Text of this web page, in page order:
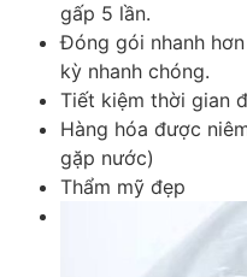
gấp 5 lần.
Đóng gói nhanh
kỳ nhanh chóng.
Tiết kiệm thời gian
Hàng hóa được
gặp nước)
Thẩm mỹ đẹp